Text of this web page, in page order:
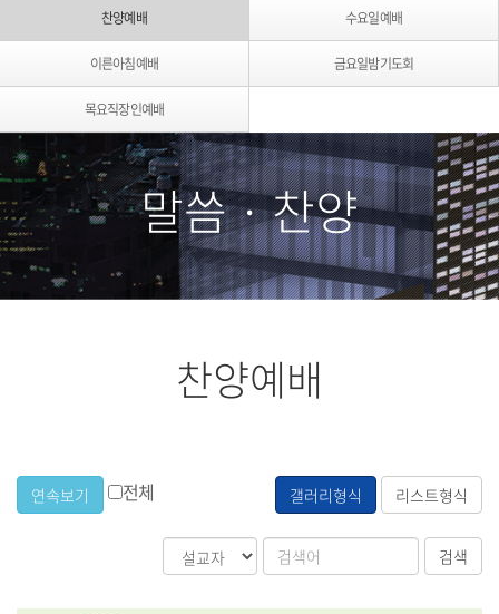
찬양예배 수요일예배
이른아침예배 금요일밤기도회
목요직장인예배
말씀 · 찬양
찬양예배
전체